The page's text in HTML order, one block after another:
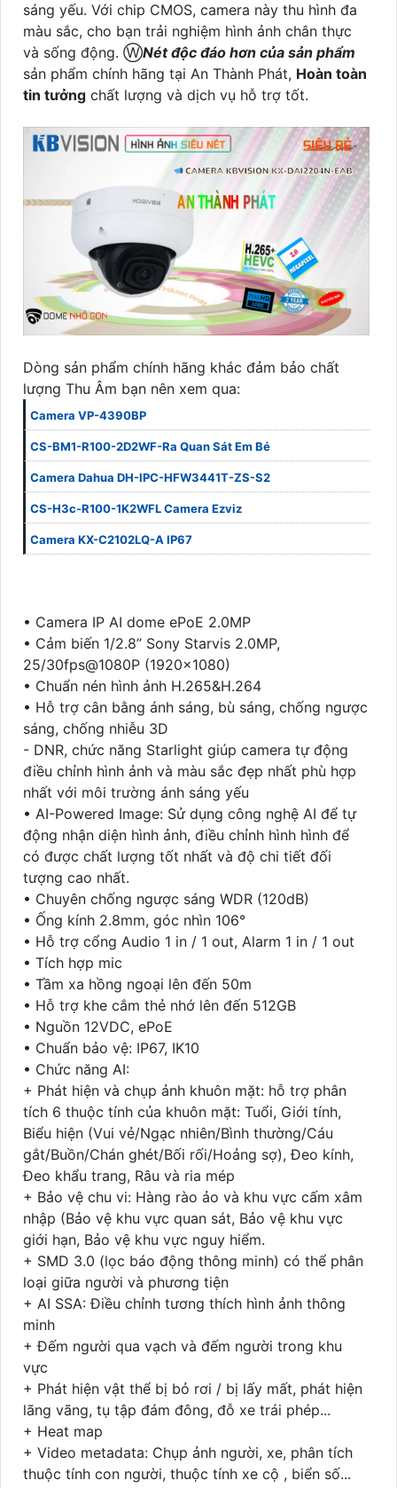
sáng yếu. Với chip CMOS, camera này thu hình đa
màu sắc, cho bạn trải nghiệm hình ảnh chân thực
và sống động. ⓌNét độc đáo hơn của sản phẩm
sản phẩm chính hãng tại An Thành Phát, Hoàn toàn
tin tưởng chất lượng và dịch vụ hỗ trợ tốt.
Dòng sản phẩm chính hãng khác đảm bảo chất
lượng Thu Âm bạn nên xem qua:
Camera VP-4390BP
CS-BM1-R100-2D2WF-Ra Quan Sát Em Bé
Camera Dahua DH-IPC-HFW3441T-ZS-S2
CS-H3c-R100-1K2WFL Camera Ezviz
Camera KX-C2102LQ-A IP67
• Camera IP AI dome ePoE 2.0MP
• Cảm biến 1/2.8” Sony Starvis 2.0MP,
25/30fps@1080P (1920×1080)
• Chuẩn nén hình ảnh H.265&H.264
• Hỗ trợ cân bằng ánh sáng, bù sáng, chống ngược
sáng, chống nhiễu 3D
- DNR, chức năng Starlight giúp camera tự động
điều chỉnh hình ảnh và màu sắc đẹp nhất phù hợp
nhất với môi trường ánh sáng yếu
• AI-Powered Image: Sử dụng công nghệ AI để tự
động nhận diện hình ảnh, điều chỉnh hình hình để
có được chất lượng tốt nhất và độ chi tiết đối
tượng cao nhất.
• Chuyên chống ngược sáng WDR (120dB)
• Ống kính 2.8mm, góc nhìn 106°
• Hỗ trợ cổng Audio 1 in / 1 out, Alarm 1 in / 1 out
• Tích hợp mic
• Tầm xa hồng ngoại lên đến 50m
• Hỗ trợ khe cắm thẻ nhớ lên đến 512GB
• Nguồn 12VDC, ePoE
• Chuẩn bảo vệ: IP67, IK10
• Chức năng AI:
+ Phát hiện và chụp ảnh khuôn mặt: hỗ trợ phân
tích 6 thuộc tính của khuôn mặt: Tuổi, Giới tính,
Biểu hiện (Vui vẻ/Ngạc nhiên/Bình thường/Cáu
gắt/Buồn/Chán ghét/Bối rối/Hoảng sợ), Đeo kính,
Đeo khẩu trang, Râu và ria mép
+ Bảo vệ chu vi: Hàng rào ảo và khu vực cấm xâm
nhập (Bảo vệ khu vực quan sát, Bảo vệ khu vực
giới hạn, Bảo vệ khu vực nguy hiểm.
+ SMD 3.0 (lọc báo động thông minh) có thể phân
loại giữa người và phương tiện
+ AI SSA: Điều chỉnh tương thích hình ảnh thông
minh
+ Đếm người qua vạch và đếm người trong khu
vực
+ Phát hiện vật thể bị bỏ rơi / bị lấy mất, phát hiện
lãng vãng, tụ tập đám đông, đỗ xe trái phép...
+ Heat map
+ Video metadata: Chụp ảnh người, xe, phân tích
thuộc tính con người, thuộc tính xe cộ , biển số...